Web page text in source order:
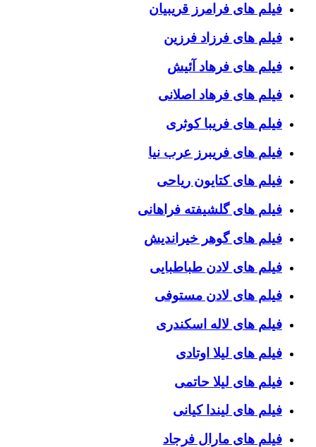
فیلم های فرامرز قریبیان
فیلم های فرزاد فرزین
فیلم های فرهاد آئیش
فیلم های فرهاد اصلانی
فیلم های فریبا کوثری
فیلم های فریبرز عرب نیا
فیلم های کتایون ریاحی
فیلم های گلشیفته فراهانی
فیلم های گوهر خیراندیش
فیلم های لادن طباطبایی
فیلم های لادن مستوفی
فیلم های لاله اسکندری
فیلم های لیلا اوتادی
فیلم های لیلا حاتمی
فیلم های لیندا کیانی
فیلم های مارال فرجاد